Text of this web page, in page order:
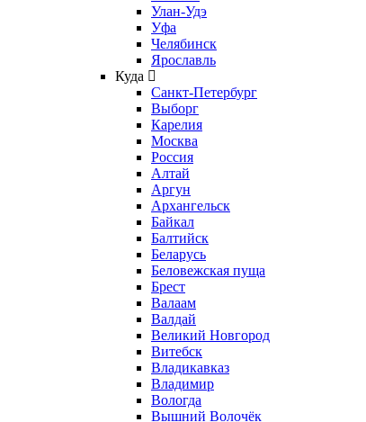
Улан-Удэ
Уфа
Челябинск
Ярославль
Куда
Санкт-Петербург
Выборг
Карелия
Москва
Россия
Алтай
Аргун
Архангельск
Байкал
Балтийск
Беларусь
Беловежская пуща
Брест
Валаам
Валдай
Великий Новгород
Витебск
Владикавказ
Владимир
Вологда
Вышний Волочёк